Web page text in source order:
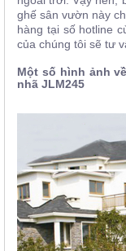
ghế sân vườn này
hàng tại số hotline
của chúng tôi sẽ tư
Một số hình ảnh
nhã JLM245